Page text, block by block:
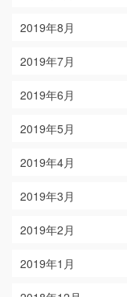
2019年8月
2019年7月
2019年6月
2019年5月
2019年4月
2019年3月
2019年2月
2019年1月